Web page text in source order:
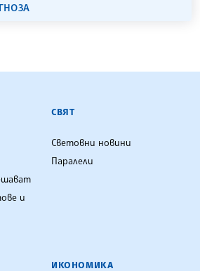
АГЕНЦИЯ
и
СВЯТ
Световни новини
Паралели
ИКОНОМИКА